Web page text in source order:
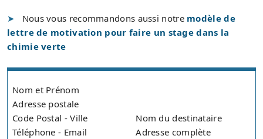
Nous vous recommandons aussi notre modèle de
lettre de motivation pour faire un stage dans la
chimie verte
Nom et Prénom
Adresse postale
Code Postal - Ville
Téléphone - Email
Nom du destinataire
Adresse complète